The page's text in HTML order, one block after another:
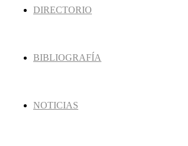
DIRECTORIO
BIBLIOGRAFÍA
NOTICIAS